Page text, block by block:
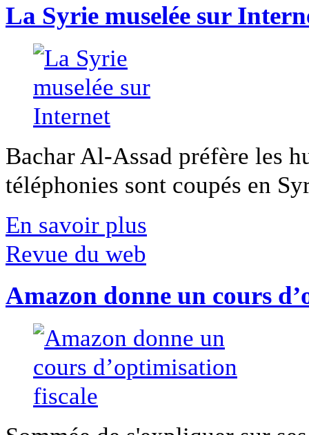
La Syrie muselée sur
Bachar Al-Assad préfère les
téléphonies sont coupés en
En savoir plus
Revue du web
Amazon donne un cours